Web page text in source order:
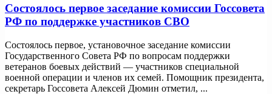
Состоялось первое заседание комиссии Госсовета
РФ по поддержке участников СВО
Состоялось первое, установочное заседание комиссии
Государственного Совета РФ по вопросам поддержки
ветеранов боевых действий — участников специальной
военной операции и членов их семей. Помощник президента,
секретарь Госсовета Алексей Дюмин отметил, ...